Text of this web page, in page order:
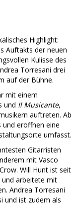
Highlight:
Auftakts der neuen
Kulisse des
Torresani drei
auf der Bühne.
mit einem
und Il Musicante,
auftreten. Ab
und eröffnen eine
umfasst.
Gitarristen
mit Vasco
Will Hunt ist seit
und arbeitete mit
Andrea Torresani
und ist zudem als